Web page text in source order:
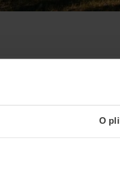
O